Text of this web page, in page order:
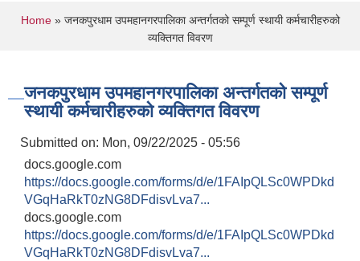
You are here
Home» जनकपुरधाम उपमहानगरपालिका अन्तर्गतको सम्पूर्ण स्थायी कर्मचारीहरुको
व्यक्तिगत विवरण
जनकपुरधाम उपमहानगरपालिका अन्तर्गतको सम्पूर्ण
स्थायी कर्मचारीहरुको व्यक्तिगत विवरण
Submitted on: Mon, 09/22/2025 - 05:56
docs.google.com
https://docs.google.com/forms/d/e/1FAIpQLSc0WPDkd
VGqHaRkT0zNG8DFdisvLva7...
docs.google.com
https://docs.google.com/forms/d/e/1FAIpQLSc0WPDkd
VGqHaRkT0zNG8DFdisvLva7...